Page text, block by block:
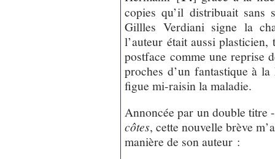
copies qu’il distribuait sans
Gillles Verdiani signe la
l’auteur était aussi
postface comme une reprise
proches d’un fantastique à
figue mi-raisin la maladie.
Annoncée par un double titre
côtes, cette nouvelle brève
manière de son auteur :